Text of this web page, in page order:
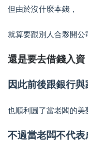
但由於沒什麼本錢，
就算要跟別人合夥開公
還是要去借錢入資
因此前後跟銀行與
也順利圓了當老闆的美
不過當老闆不代表